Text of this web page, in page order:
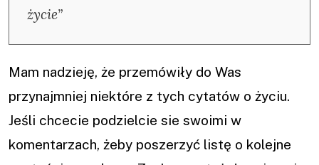
życie”
Mam nadzieję, że przemówiły do Was
przynajmniej niektóre z tych cytatów o życiu.
Jeśli chcecie podzielcie sie swoimi w
komentarzach, żeby poszerzyć listę o kolejne